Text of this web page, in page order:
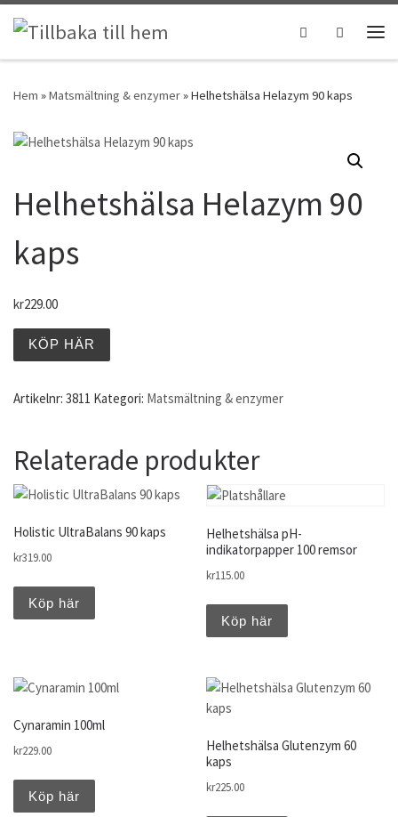
Hoppa till innehåll
Search
Hem »Matsmältning & enzymer»Helhetshälsa Helazym 90 kaps
Helhetshälsa Helazym 90
kaps
kr229.00
KÖP HÄR
Artikelnr: 3811 Kategori: Matsmältning & enzymer
Relaterade produkter
Holistic UltraBalans 90 kaps
kr319.00
Köp här
Helhetshälsa pH-
indikatorpapper 100 remsor
kr115.00
Köp här
Cynaramin 100ml
kr229.00
Köp här
Helhetshälsa Glutenzym 60
kaps
kr225.00